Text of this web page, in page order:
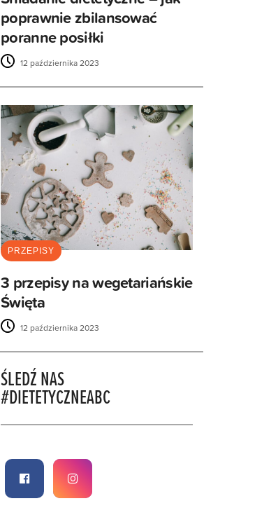
poprawnie zbilansować
poranne posiłki
12 października 2023
PRZEPISY
3 przepisy na wegetariańskie
Święta
12 października 2023
ŚLEDŹ NAS
#DIETETYCZNEABC